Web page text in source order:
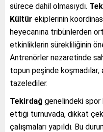
sürece dahil olmasıydı.
Kültür ekiplerinin
heyecanına tribünlerden
etkinliklerin sürekliliğinin
Antrenörler nezaretinde
topun peşinde koşmadılar;
tazelediler.
Tekirdağ genelindeki spor
ettiği turnuvada, dikkat
çalışmaları yapıldı. Bu